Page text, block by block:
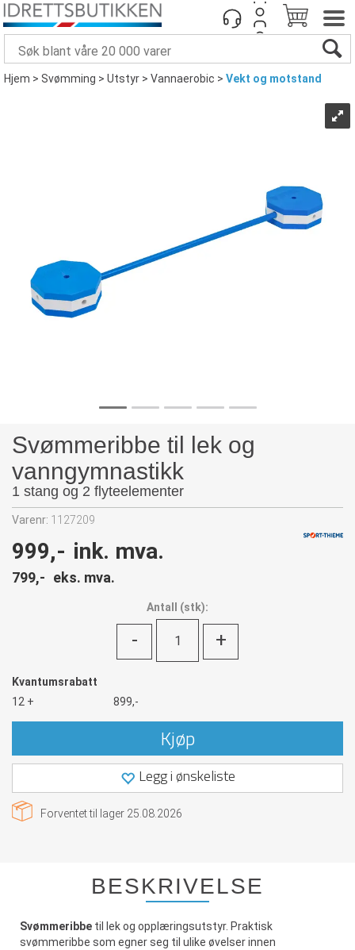
Hjem>Svømming>Utstyr>Vannaerobic>Vekt og motstand
Svømmeribbe til lek og
vanngymnastikk
1 stang og 2 flyteelementer
Varenr: 1127209
999,- ink. mva.
799,- eks. mva.
Antall (stk):
- +
Kvantumsrabatt
12 +
899,-
Kjøp
Legg i ønskeliste
Forventet til lager 25.08.2026
BESKRIVELSE
Svømmeribbe til lek og opplæringsutstyr. Praktisk
svømmeribbe som egner seg til ulike øvelser innen